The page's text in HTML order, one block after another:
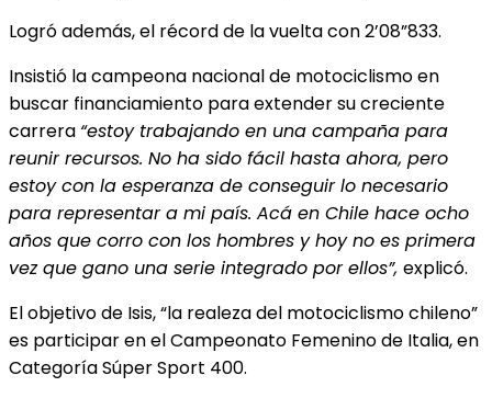
Logró además, el récord de la vuelta con 2’08”833.
Insistió la campeona nacional de motociclismo en
buscar financiamiento para extender su creciente
carrera “estoy trabajando en una campaña para
reunir recursos. No ha sido fácil hasta ahora, pero
estoy con la esperanza de conseguir lo necesario
para representar a mi país. Acá en Chile hace ocho
años que corro con los hombres y hoy no es primera
vez que gano una serie integrado por ellos”, explicó.
El objetivo de Isis, “la realeza del motociclismo chileno”
es participar en el Campeonato Femenino de Italia, en
Categoría Súper Sport 400.